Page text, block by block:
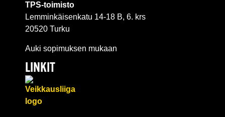
TPS-toimisto
Lemminkäisenkatu 14-18 B, 6. krs
20520 Turku
Auki sopimuksen mukaan
LINKIT